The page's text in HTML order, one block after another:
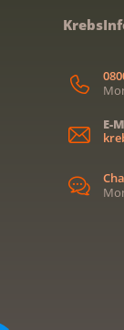
E-